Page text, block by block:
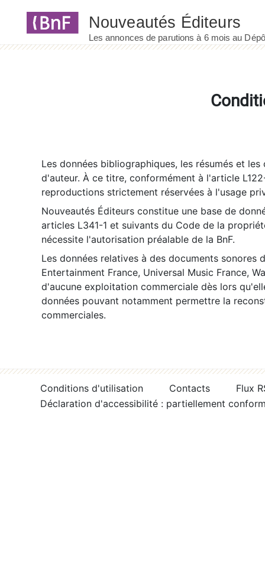
Les données bibliographiques, les résumés et
d'auteur. À ce titre, conformément à l'article
reproductions strictement réservées à l'usage
Nouveautés Éditeurs constitue une base de
articles L341-1 et suivants du Code de la
nécessite l'autorisation préalable de la BnF.
Les données relatives à des documents sonores
Entertainment France, Universal Music France,
d'aucune exploitation commerciale dès lors
données pouvant notamment permettre la
commerciales.
Conditions d'utilisation Contacts
Flux
Déclaration d'accessibilité : partiellement